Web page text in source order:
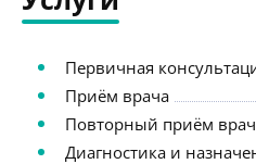
Первичная
Приём врача
Повторный приём
Диагностика и